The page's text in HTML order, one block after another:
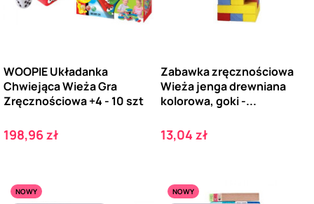
WOOPIE Układanka
Chwiejąca Wieża Gra
Zręcznościowa +4 - 10 szt
Cena
198,96 zł
Zabawka zręcznościowa
Wieża jenga drewniana
kolorowa, goki -...
Cena
13,04 zł
NOWY
NOWY